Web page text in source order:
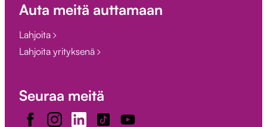
Auta meitä auttamaan
Lahjoita
Lahjoita yrityksenä
Seuraa meitä
FacebookInstagramLinkedInTikTokYoutube